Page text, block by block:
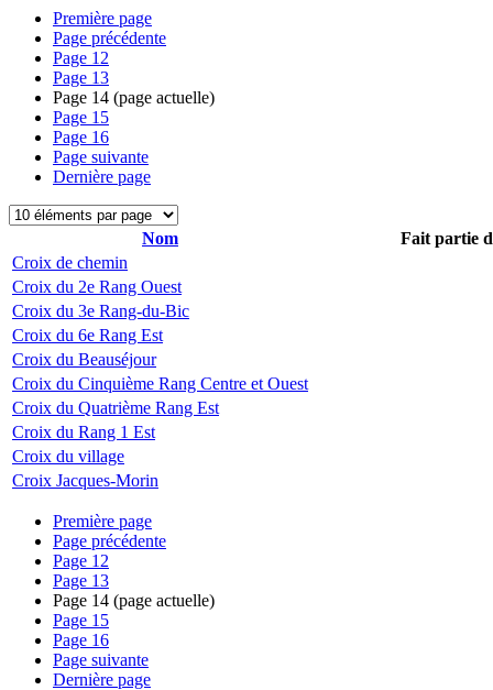
Première page
Page précédente
Page 12
Page 13
Page 14 (page actuelle)
Page 15
Page 16
Page suivante
Dernière page
Nom
Fait partie
Croix de chemin
Croix du 2e Rang Ouest
Croix du 3e Rang-du-Bic
Croix du 6e Rang Est
Croix du Beauséjour
Croix du Cinquième Rang Centre et Ouest
Croix du Quatrième Rang Est
Croix du Rang 1 Est
Croix du village
Croix Jacques-Morin
Première page
Page précédente
Page 12
Page 13
Page 14 (page actuelle)
Page 15
Page 16
Page suivante
Dernière page